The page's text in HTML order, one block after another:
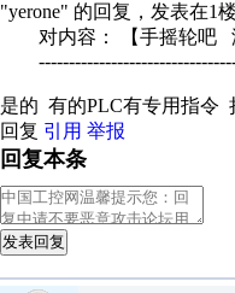
"yerone" 的回复，发表在1楼
对内容： 【手摇轮吧
是的 有的PLC有专用指令
回复 引用 举报
回复本条
发表回复